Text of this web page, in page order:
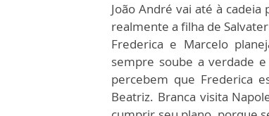
João André vai até à
realmente a filha de
Frederica e Marcelo
sempre soube a verdade
percebem que Frederica
Beatriz. Branca visita